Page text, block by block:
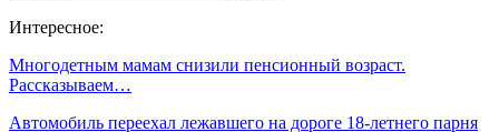
Интересное:
Многодетным мамам снизили пенсионный возраст.
Рассказываем…
Автомобиль переехал лежавшего на дороге 18-летнего парня